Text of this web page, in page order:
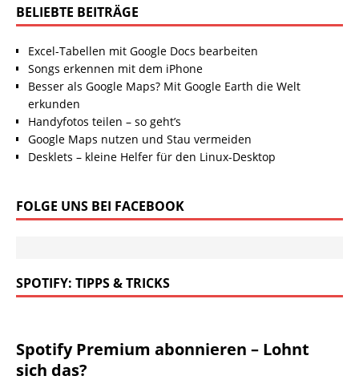
BELIEBTE BEITRÄGE
Excel-Tabellen mit Google Docs bearbeiten
Songs erkennen mit dem iPhone
Besser als Google Maps? Mit Google Earth die Welt
erkunden
Handyfotos teilen – so geht’s
Google Maps nutzen und Stau vermeiden
Desklets – kleine Helfer für den Linux-Desktop
FOLGE UNS BEI FACEBOOK
SPOTIFY: TIPPS & TRICKS
Spotify Premium abonnieren – Lohnt
sich das?